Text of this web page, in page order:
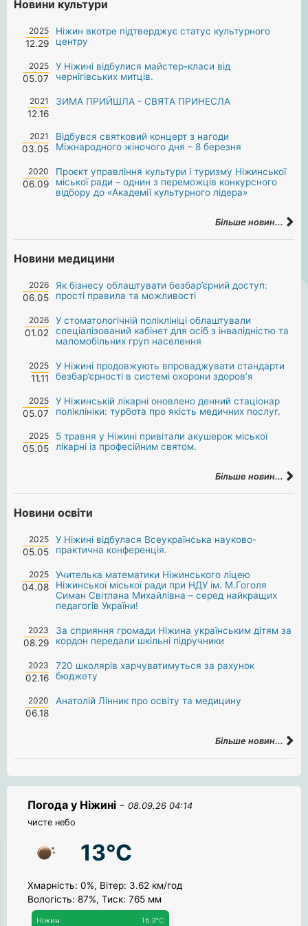
Новини культури
2025
12.29
Ніжин вкотре підтверджує статус культурного
центру
2025
05.07
У Ніжині відбулися майстер-класи від
чернігівських митців.
2021
12.16
ЗИМА ПРИЙШЛА - СВЯТА ПРИНЕСЛА
2021
03.05
Відбувся святковий концерт з нагоди
Міжнародного жіночого дня – 8 березня
2020
06.09
Проєкт управління культури і туризму Ніжинської
міської ради – однин з переможців конкурсного
відбору до «Академії культурного лідера»
Більше новин...
Новини медицини
2026
06.05
Як бізнесу облаштувати безбар’єрний доступ:
прості правила та можливості
2026
01.02
У стоматологічній поліклініці облаштували
спеціалізований кабінет для осіб з інвалідністю та
маломобільних груп населення
2025
11.11
У Ніжині продовжують впроваджувати стандарти
безбар’єрності в системі охорони здоров’я
2025
05.07
У Ніжинській лікарні оновлено денний стаціонар
поліклініки: турбота про якість медичних послуг.
2025
05.05
5 травня у Ніжині привітали акушерок міської
лікарні із професійним святом.
Більше новин...
Новини освіти
2025
05.05
У Ніжині відбулася Всеукраїнська науково-
практична конференція.
2025
04.08
Учителька математики Ніжинського ліцею
Ніжинської міської ради при НДУ ім. М.Гоголя
Симан Світлана Михайлівна – серед найкращих
педагогів України!
2023
08.29
За сприяння громади Ніжина українським дітям за
кордон передали шкільні підручники
2023
02.16
720 школярів харчуватимуться за рахунок
бюджету
2020
06.18
Анатолій Лінник про освіту та медицину
Більше новин...
Погода у Ніжині - 08.09.26 04:14
чисте небо
13°C
Хмарність: 0%, Вітер: 3.62 км/год
Вологість: 87%, Тиск: 765 мм